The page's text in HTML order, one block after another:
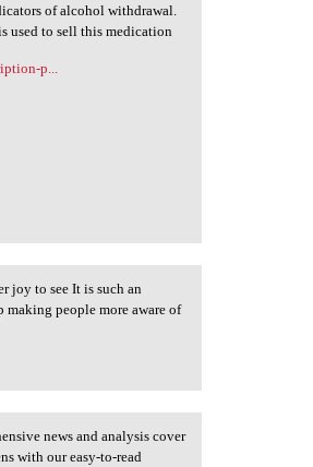
of alcohol withdrawal.
used to sell this medication
p...
joy to see It is such an
people more aware of
news and analysis cover
with our easy-to-read